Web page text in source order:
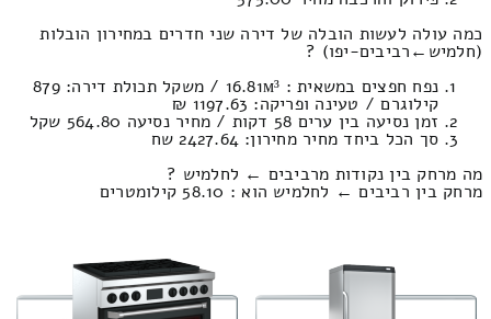
כמה עולה לעשות הובלה של דירה שני חדרים במחירון הובלות
(חלמיש‎←‏רביבים-יפו) ?
נפח חפצים במשאית : 16.81м³ / משקל תכולת דירה: 879
קילוגרם / טעינה ופריקה: 1197.63 ₪
זמן נסיעה בין ערים 58 דקות / מחיר נסיעה 564.80 שקל
סך הכל ביחד מחיר מחירון: 2427.64 שח
מה מרחק בין נקודות מרביבים ← לחלמיש ?
מרחק בין רביבים ← לחלמיש הוא : 58.10 קילומטרים